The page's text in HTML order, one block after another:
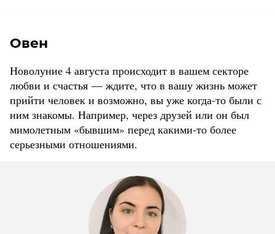
Овен
Новолуние 4 августа происходит в вашем секторе
любви и счастья — ждите, что в вашу жизнь может
прийти человек и возможно, вы уже когда-то были с
ним знакомы. Например, через друзей или он был
мимолетным «бывшим» перед какими-то более
серьезными отношениями.